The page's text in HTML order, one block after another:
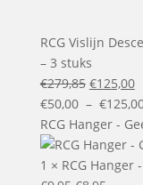
était :
€119,90.
RCG Vislijn
– 3 stuks
€279,85 Le
prix
initial
était :
€279,85.
€125,00Le
€50,00 – €
RCG Hanger -
1 × RCG Hanger